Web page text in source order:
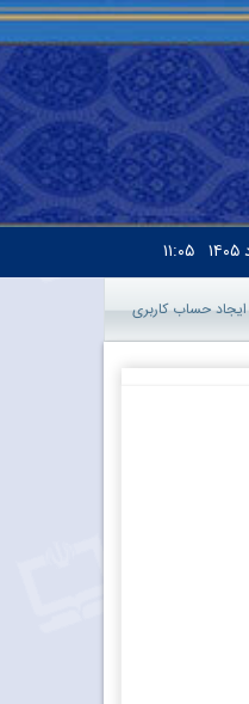
۱۱:۰۵
ایجاد حساب کاربری